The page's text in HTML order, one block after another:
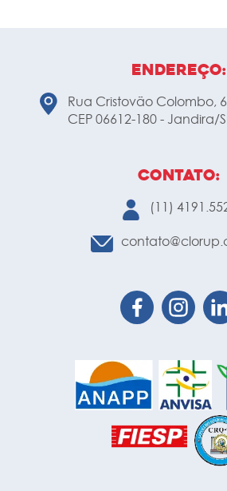
Endereço:
Rua Cristovão Colombo,
CEP 06612-180 - Jandira/
Contato:
(11)